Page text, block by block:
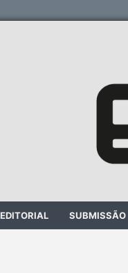
SUBMISSÃO